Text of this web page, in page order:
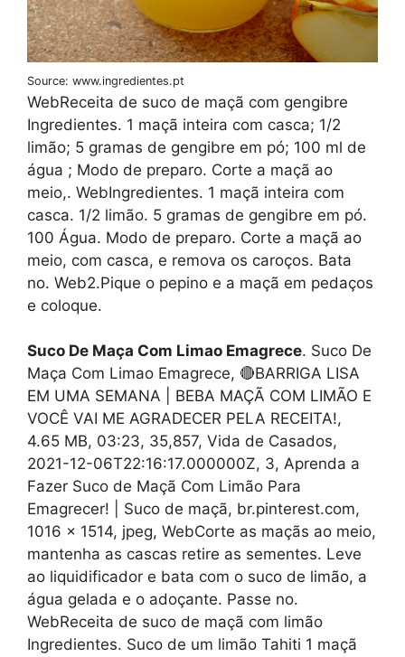
Source: www.ingredientes.pt
WebReceita de suco de maçã com gengibre
Ingredientes. 1 maçã inteira com casca; 1/2
limão; 5 gramas de gengibre em pó; 100 ml de
água ; Modo de preparo. Corte a maçã ao
meio,. WebIngredientes. 1 maçã inteira com
casca. 1/2 limão. 5 gramas de gengibre em pó.
100 Água. Modo de preparo. Corte a maçã ao
meio, com casca, e remova os caroços. Bata
no. Web2.Pique o pepino e a maçã em pedaços
e coloque.
Suco De Maça Com Limao Emagrece. Suco De
Maça Com Limao Emagrece, 🔴BARRIGA LISA
EM UMA SEMANA | BEBA MAÇÃ COM LIMÃO E
VOCÊ VAI ME AGRADECER PELA RECEITA!,
4.65 MB, 03:23, 35,857, Vida de Casados,
2021-12-06T22:16:17.000000Z, 3, Aprenda a
Fazer Suco de Maçã Com Limão Para
Emagrecer! | Suco de maçã, br.pinterest.com,
1016 x 1514, jpeg, WebCorte as maçãs ao meio,
mantenha as cascas retire as sementes. Leve
ao liquidificador e bata com o suco de limão, a
água gelada e o adoçante. Passe no.
WebReceita de suco de maçã com limão
Ingredientes. Suco de um limão Tahiti 1 maçã